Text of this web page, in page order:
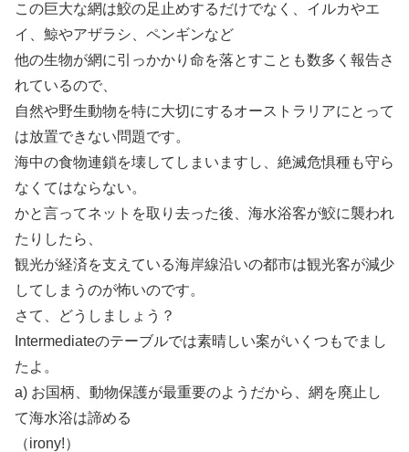
この巨大な網は鮫の足止めするだけでなく、イルカやエ
イ、鯨やアザラシ、ペンギンなど
他の生物が網に引っかかり命を落とすことも数多く報告さ
れているので、
自然や野生動物を特に大切にするオーストラリアにとって
は放置できない問題です。
海中の食物連鎖を壊してしまいますし、絶滅危惧種も守ら
なくてはならない。
かと言ってネットを取り去った後、海水浴客が鮫に襲われ
たりしたら、
観光が経済を支えている海岸線沿いの都市は観光客が減少
してしまうのが怖いのです。
さて、どうしましょう？
Intermediateのテーブルでは素晴しい案がいくつもでまし
たよ。
a) お国柄、動物保護が最重要のようだから、網を廃止し
て海水浴は諦める
（irony!）